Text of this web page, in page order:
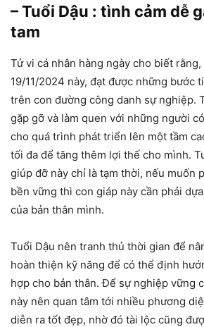
– Tuổi Dậu : tình cảm dễ
tam
Tử vi cá nhân hàng ngày cho biết
19/11/2024 này, đạt được những bước
trên con đường công danh sự nghiệp.
gặp gỡ và làm quen với những người
cho quá trình phát triển lên một tầm
tối đa để tăng thêm lợi thế cho mình.
giúp đỡ này chỉ là tạm thời, nếu muốn
bền vững thì con giáp này cần phải
của bản thân mình.
Tuổi Dậu nên tranh thủ thời gian để
hoàn thiện kỹ năng để có thể định
hợp cho bản thân. Để sự nghiệp vững
này nên quan tâm tới nhiều phương
diễn ra tốt đẹp, nhờ đó tài lộc cũng